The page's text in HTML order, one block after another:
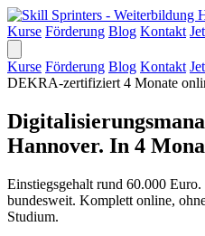
Kurse Förderung Blog Kontakt
Kurse Förderung Blog Kontakt
DEKRA-zertifiziert 4 Monate
Hannover. In 4
Einstiegsgehalt rund 60.000
bundesweit. Komplett online,
Studium.